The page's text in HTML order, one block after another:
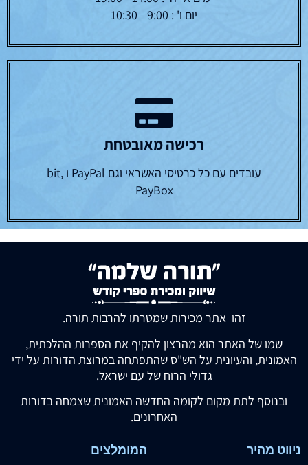
יום ו' : 9:00 - 10:30
רכישה מאובטחת
עובדים עם כל כרטיסי האשראי וגם PayPal ו bit,
PayBox
זהו אתר מכירות שמטרתו להרבות תורה.
שמו של האתר הוא מהרצון להקיף את הספרות ההלכתית,
האמונית, והעיונית על הש"ס שהתפתחה במרוצת הדורות על ידי
גדולי הרוח של עם ישראל.
ובנוסף לתת מקום לקומה החדשה האמונית שצמחה בדורות
האחרונים.
ניווט מהיר המומלצים